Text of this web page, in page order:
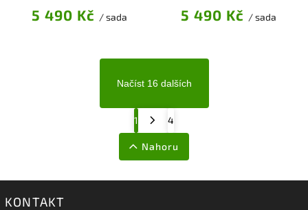
5 490 Kč / sada 5 490 Kč / sada
Načíst 16 dalších
1 4
Nahoru
KONTAKT